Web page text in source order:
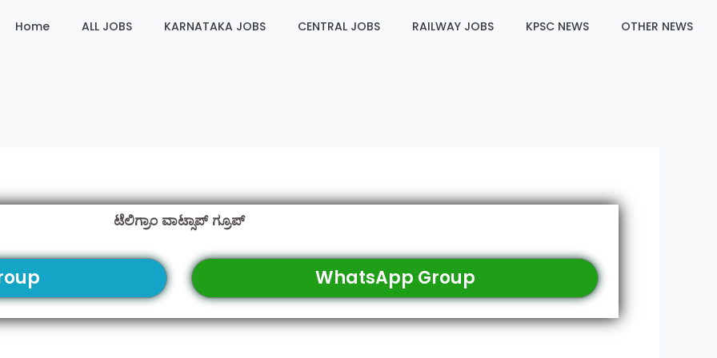
Home ALL JOBS KARNATAKA JOBS CENTRAL JOBS RAILWAY JOBS KPSC NEWS OTHER NEWS
ಟೆಲಿಗ್ರಾಂ ವಾಟ್ಸಾಪ್ ಗ್ರೂಪ್
WhatsApp Group